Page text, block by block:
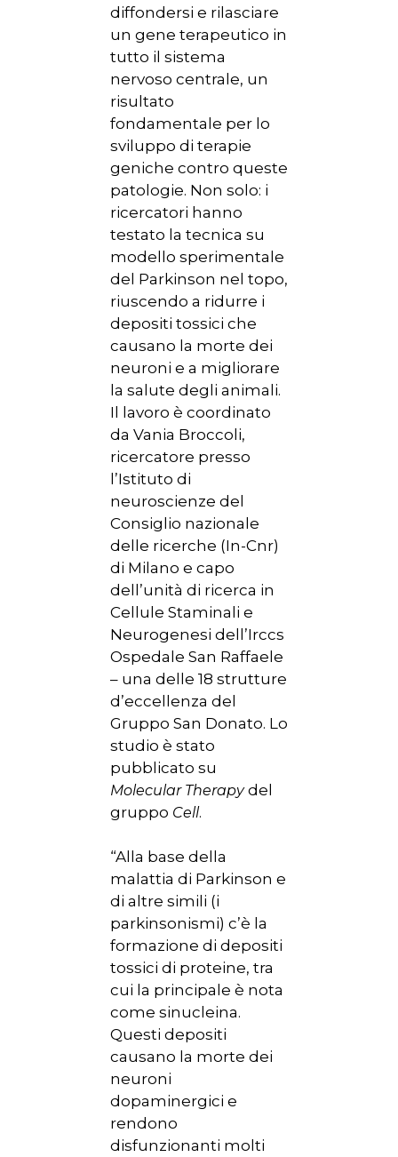
diffondersi e rilasciare
un gene terapeutico in
tutto il sistema
nervoso centrale, un
risultato
fondamentale per lo
sviluppo di terapie
geniche contro queste
patologie. Non solo: i
ricercatori hanno
testato la tecnica su
modello sperimentale
del Parkinson nel topo,
riuscendo a ridurre i
depositi tossici che
causano la morte dei
neuroni e a migliorare
la salute degli animali.
Il lavoro è coordinato
da Vania Broccoli,
ricercatore presso
l’Istituto di
neuroscienze del
Consiglio nazionale
delle ricerche (In-Cnr)
di Milano e capo
dell’unità di ricerca in
Cellule Staminali e
Neurogenesi dell’Irccs
Ospedale San Raffaele
– una delle 18 strutture
d’eccellenza del
Gruppo San Donato. Lo
studio è stato
pubblicato su
Molecular Therapydel
gruppo Cell.
“Alla base della
malattia di Parkinson e
di altre simili (i
parkinsonismi) c’è la
formazione di depositi
tossici di proteine, tra
cui la principale è nota
come sinucleina.
Questi depositi
causano la morte dei
neuroni
dopaminergici e
rendono
disfunzionanti molti